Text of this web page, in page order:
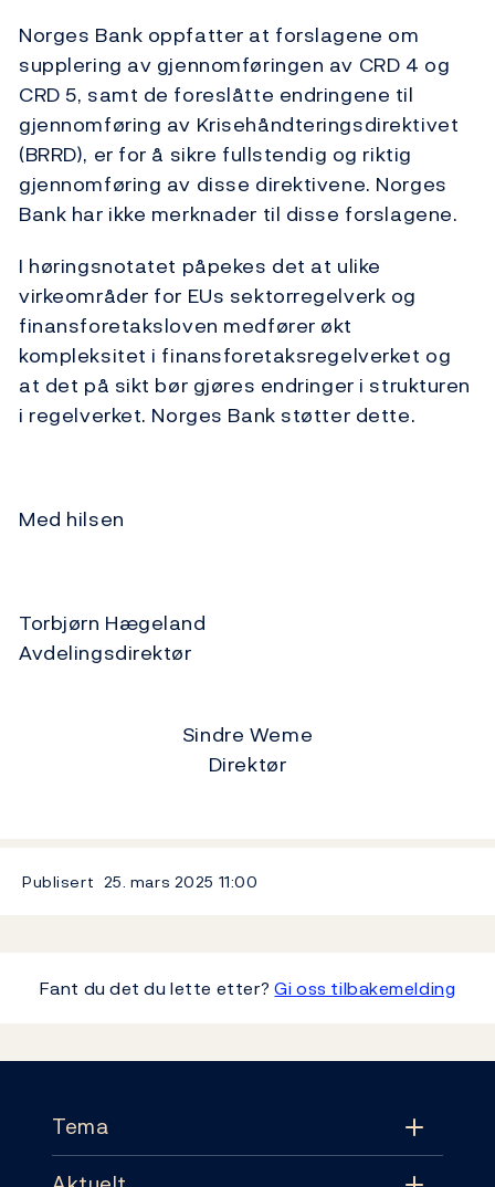
Norges Bank oppfatter at forslagene om
supplering av gjennomføringen av CRD 4 og
CRD 5, samt de foreslåtte endringene til
gjennomføring av Krisehåndteringsdirektivet
(BRRD), er for å sikre fullstendig og riktig
gjennomføring av disse direktivene. Norges
Bank har ikke merknader til disse forslagene.
I høringsnotatet påpekes det at ulike
virkeområder for EUs sektorregelverk og
finansforetaksloven medfører økt
kompleksitet i finansforetaksregelverket og
at det på sikt bør gjøres endringer i strukturen
i regelverket. Norges Bank støtter dette.
Med hilsen
Torbjørn Hægeland
Avdelingsdirektør
Sindre Weme
Direktør
Publisert 25. mars 2025 11:00
Fant du det du lette etter?Gi oss tilbakemelding
Tema